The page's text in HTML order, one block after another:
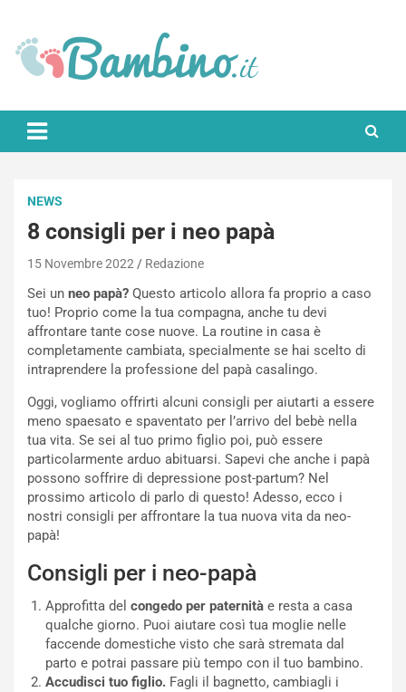
content
Bambino.it
NEWS
8 consigli per i neo papà
15 Novembre 2022 Redazione
Sei un neo papà? Questo articolo allora fa proprio a caso
tuo! Proprio come la tua compagna, anche tu devi
affrontare tante cose nuove. La routine in casa è
completamente cambiata, specialmente se hai scelto di
intraprendere la professione del papà casalingo.
Oggi, vogliamo offrirti alcuni consigli per aiutarti a essere
meno spaesato e spaventato per l’arrivo del bebè nella
tua vita. Se sei al tuo primo figlio poi, può essere
particolarmente arduo abituarsi. Sapevi che anche i papà
possono soffrire di depressione post-partum? Nel
prossimo articolo di parlo di questo! Adesso, ecco i
nostri consigli per affrontare la tua nuova vita da neo-
papà!
Consigli per i neo-papà
Approfitta del congedo per paternità e resta a casa
qualche giorno. Puoi aiutare così tua moglie nelle
faccende domestiche visto che sarà stremata dal
parto e potrai passare più tempo con il tuo bambino.
Accudisci tuo figlio. Fagli il bagnetto, cambiagli i